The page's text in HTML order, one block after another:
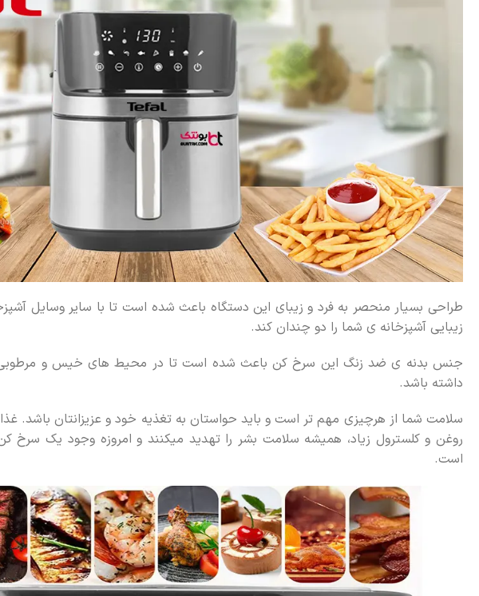
طراحی بسیار منحصر به فرد و زیبای این دستگاه باعث شده است تا با سایر وسایل
زیبایی آشپزخانه ی شما را دو چندان کند.
جنس بدنه ی ضد زنگ این سرخ کن باعث شده است تا در محیط های خیس و مرطوبی
داشته باشد.
سلامت شما از هرچیزی مهم تر است و باید حواستان به تغذیه خود و عزیزانتان باشد.
روغن و کلسترول زیاد، همیشه سلامت بشر را تهدید میکنند و امروزه وجود یک سرخ
است.